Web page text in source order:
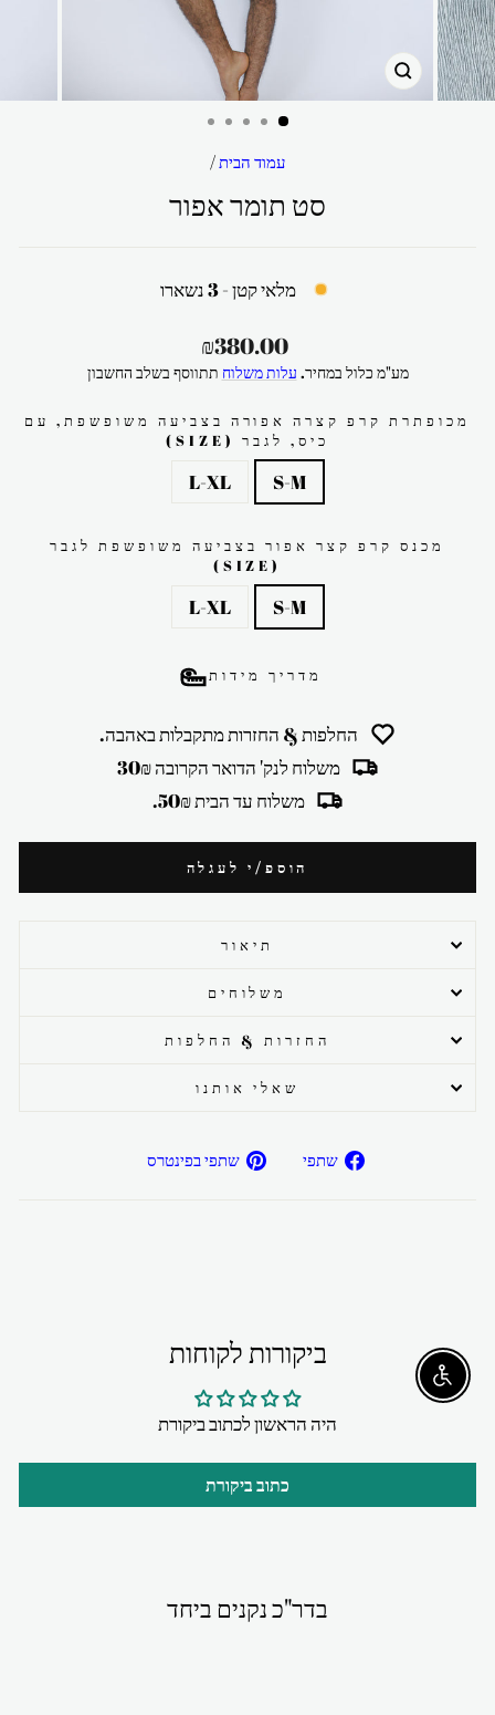
סגור
עמוד הבית/
סט תומר אפור
מלאי קטן - 3 נשארו
מחיר
רגיל
₪380.00
מע"מ כלול במחיר. עלות משלוח תתווסף בשלב החשבון
מכופתרת קרפ קצרה אפורה בצביעה משופשפת, עם
כיס, לגבר (SIZE)
S-M
L-XL
מכנס קרפ קצר אפור בצביעה משופשפת לגבר
(SIZE)
S-M
L-XL
מדריך מידות
החלפות & החזרות מתקבלות באהבה.
משלוח לנק' הדואר הקרובה 30₪
משלוח עד הבית 50₪.
הוספ/י לעגלה
תיאור
משלוחים
החזרות & החלפות
שאלי אותנו
שתפי
שתפ/י שתפי בפינטרס
ביקורות לקוחות
היה הראשון לכתוב ביקורת
כתוב ביקורת
בדר"כ נקנים ביחד
Enable accessibility